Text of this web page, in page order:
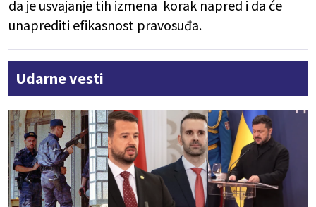
da je usvajanje tih izmena korak napred i da će
unaprediti efikasnost pravosuđa.
Udarne vesti